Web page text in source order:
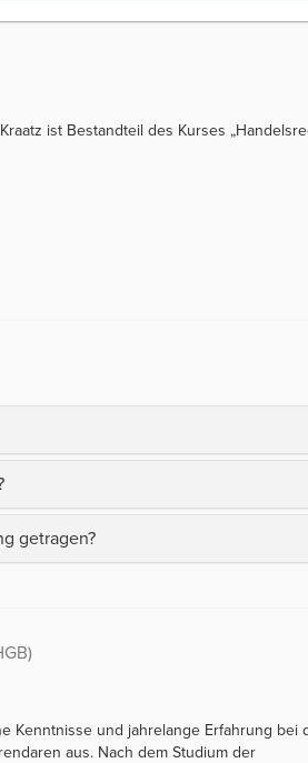
ist Bestandteil des Kurses
getragen?
Kenntnisse und jahrelange Erfahrung bei
aus. Nach dem Studium der